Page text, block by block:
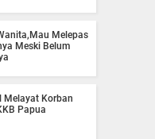
Melepas
Meski Belum
Melayat Korban
Papua